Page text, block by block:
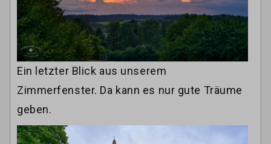
Ein letzter Blick aus unserem
Zimmerfenster. Da kann es nur gute Träume
geben.